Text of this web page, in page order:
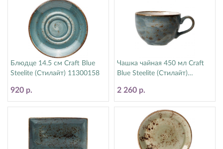
Блюдце 14.5 см Craft Blue
Steelite (Стилайт) 11300158
920 р.
Чашка чайная 450 мл Craft
Blue Steelite (Стилайт)
2 260 р.